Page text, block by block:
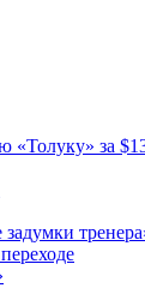
«Толуку» за